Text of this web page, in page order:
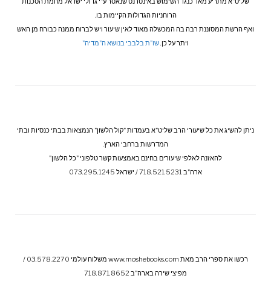
הרוחניות הגדולות הקיימות בו.
ואף הרשת המסוננת רבה בה המכשלה מאוד לאין שיעור ויש לברוח ממנה כבורח מן האש
ויתר על כן.שו"ת בלבבי בנושא ה"מדיה"
ניתן להשיג את כל שיעורי הרב שליט"א בעמדות "קול הלשון" הנמצאות בבתי כנסיות ובתי
המדרשות ברחבי הארץ.
להאזנה לאלפי שיעורים בחינם באמצעות קשר טלפוני "כל הלשון"
ארה"ב 718.521.5231 / ישראל 073.295.1245
רכשו את ספרי הרב מאת www.moshebooks.com משלוח עולמי 03.578.2270 /
מפיצי שירה בארה"ב 718.871.8652